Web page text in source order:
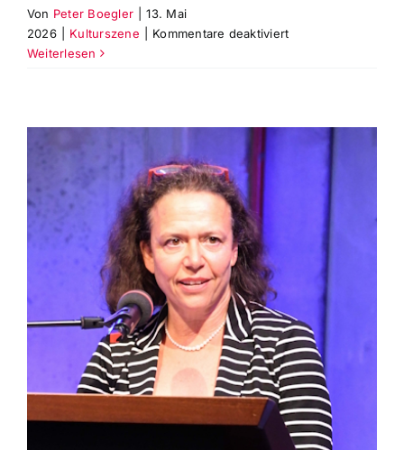
Von Peter Boegler
13. Mai
2026
Kulturszene Kommentare deaktiviertfür
zur
Schatzmeisterin
Augsburg
gewählt
Weiterlesen